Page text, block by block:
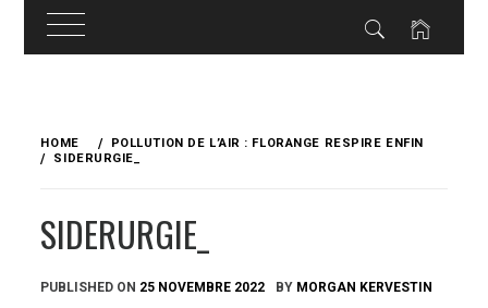
content
HOME
POLLUTION DE L’AIR : FLORANGE RESPIRE ENFIN
SIDERURGIE_
SIDERURGIE_
PUBLISHED ON 25 NOVEMBRE 2022 BY MORGAN KERVESTIN